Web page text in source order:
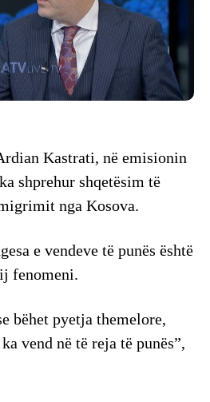
Kastrati, në emisionin
shprehur shqetësim të
nga Kosova.
e vendeve të punës është
fenomeni.
bëhet pyetja themelore,
vend në të reja të punës”,